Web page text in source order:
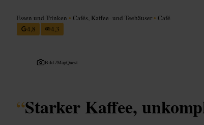
Essen und Trinken • Cafés, Kaffee- und Teehäuser • Café
4,8
4,3
Bild /MapQuest
“Starker Kaffee,